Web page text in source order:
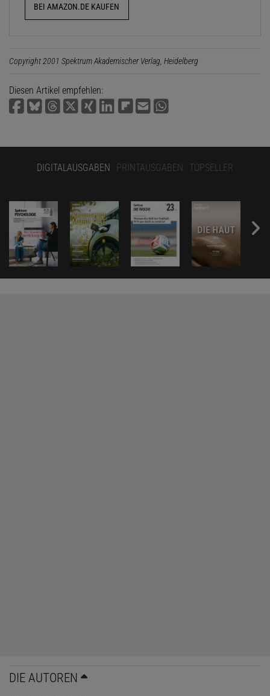
BEI AMAZON.DE KAUFEN
Copyright 2001 Spektrum Akademischer Verlag, Heidelberg
Diesen Artikel empfehlen:
DIGITALAUSGABEN PRINTAUSGABEN TOPSELLER
DIE AUTOREN